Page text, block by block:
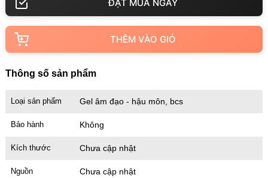
THÊM VÀO GIỎ
Thông số sản phẩm
Loại sản phẩm Gel âm đạo - hậu môn, bcs
Bảo hành Không
Kích thước Chưa cập nhật
Nguồn Chưa cập nhật